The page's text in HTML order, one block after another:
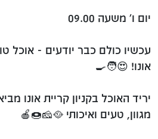
יום ו' משעה 09.00
עכשיו כולם כבר יודעים - אוכל
אונו! 😍🧑‍🍳
יריד האוכל בקניון קריית אונו
מגוון, טעים ואיכותי 🥘🧀🍩🍎